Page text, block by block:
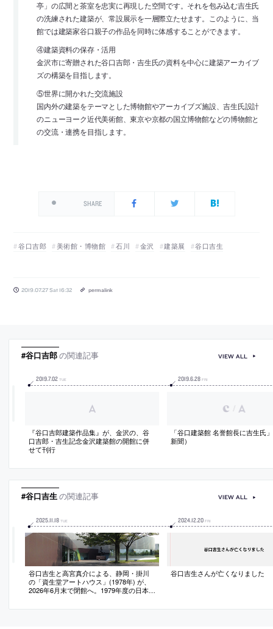
亭」の広間と茶室を忠実に再現した空間です。それを包み込む吉生氏
の洗練された建築が、常設展示を一層際立たせます。このように、当
館では建築家谷口親子の作品を同時に体感することができます。
④建築資料の保存・活用
金沢市に寄贈された谷口吉郎・吉生氏の資料を中心に建築アーカイブ
ズの構築を目指します。
⑤世界に開かれた交流施設
国内外の建築をテーマとした博物館やアーカイブズ施設、吉生氏設計
のニューヨーク近代美術館、東京や京都の国立博物館などの博物館と
の交流・連携を目指します。
SHARE
谷口吉郎 美術館・博物館 石川 金沢 建築展 谷口吉生
2019.07.27 Sat 16:32 permalink
#谷口吉郎の関連記事
2019.7.02 TUE
『谷口吉郎建築作品集』が、金沢の、谷
口吉郎・吉生記念金沢建築館の開館に併
せて刊行
2019.6.28 FRI
「谷口建築館 名誉館長に吉生氏
新聞）
VIEW ALL
#谷口吉生の関連記事
2025.11 18 TUE
谷口吉生と高宮真介による、静岡・掛川
の「資生堂アートハウス」(1978年) が、
2026年6月末で閉館へ。1979年度の日本建
動は銀座の “資生堂ギャラリー”に集約
2024.12.20 FRI
谷口吉生さんが亡くなりました
VIEW ALL